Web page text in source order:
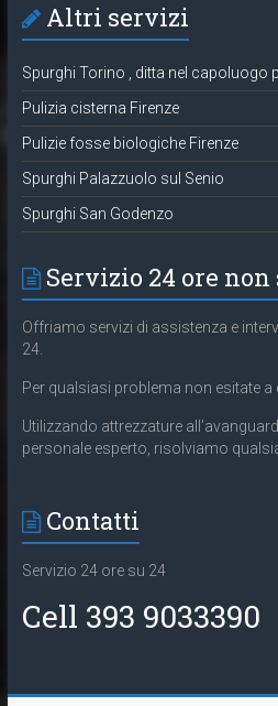
Altri servizi
Spurghi Torino , ditta nel capoluogo
Pulizia cisterna Firenze
Pulizie fosse biologiche Firenze
Spurghi Palazzuolo sul Senio
Spurghi San Godenzo
Servizio 24 ore non
Offriamo servizi di assistenza e
24.
Per qualsiasi problema non esitate a
Utilizzando attrezzature
personale esperto, risolviamo
Contatti
Servizio 24 ore su 24
Cell 393 9033390